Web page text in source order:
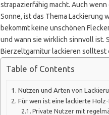
strapazierfähig macht. Auch
Sonne, ist das Thema Lackierung
bekommt keine unschönen
und wann sie wirklich sinnvoll ist.
Bierzeltgarnitur lackieren solltest
Table of Contents
Nutzen und Arten von
Für wen ist eine lackierte
Private Nutzer mit